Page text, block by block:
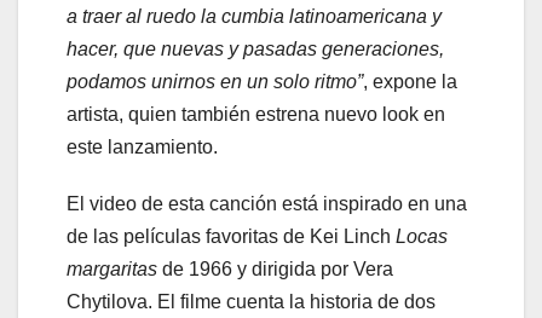
a traer al ruedo la cumbia latinoamericana y
hacer, que nuevas y pasadas generaciones,
podamos unirnos en un solo ritmo”, expone la
artista, quien también estrena nuevo look en
este lanzamiento.
El video de esta canción está inspirado en una
de las películas favoritas de Kei Linch Locas
margaritas de 1966 y dirigida por Vera
Chytilova. El filme cuenta la historia de dos